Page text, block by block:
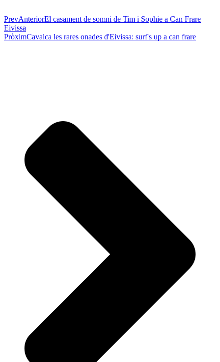
PrevAnteriorEl casament de somni de Tim i Sophie a Can Frare
Eivissa
PròximCavalca les rares onades d'Eivissa: surf's up a can frare